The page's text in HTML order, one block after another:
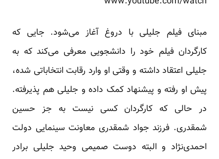
مبنای فیلم جلیلی با دروغ آغاز می‌شود. جایی که
کارگردان فیلم خود را دانشجویی معرفی می‌کند که به
جلیلی اعتقاد داشته و وقتی او وارد رقابت‌ انتخاباتی شده،
پیش او رفته و پیشنهاد کمک داده و جلیلی هم پذیرفته.
در حالی که کارگردان کسی نیست به جز حسین
شمقدری. فرزند جواد شمقدری معاونت سینمایی دولت
احمدی‌نژاد و البته دوست صمیمی وحید جلیلی برادر